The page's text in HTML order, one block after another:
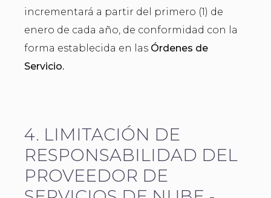
incrementará a partir del primero (1) de
enero de cada año, de conformidad con la
forma establecida en las Órdenes de
Servicio.
4. LIMITACIÓN DE
RESPONSABILIDAD DEL
PROVEEDOR DE